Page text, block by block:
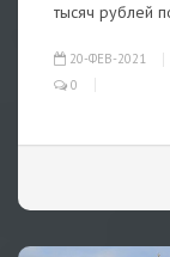
тысяч рублей
20-ФЕВ-2021
0